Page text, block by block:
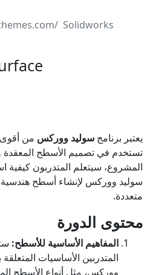
Solidworks
يعتبر برنامج سوليد ووركس من أقوى
تستخدم في تصميم الأسطح المعقدة
المشروع، سيتعلم المتدربون كيفية
سوليد ووركس لإنشاء أسطح هندسية
متعددة.
محتوى الدورة
المفاهيم الأساسية للأسطح:
المتدربين الأساسيات
ووركس، مثل أنواع الأسطح